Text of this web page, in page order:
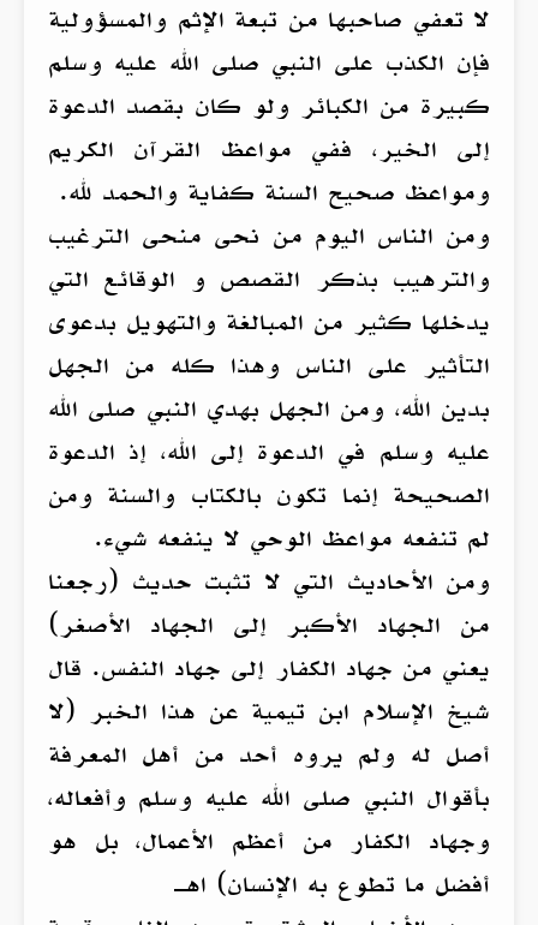
لا تعفي صاحبها من تبعة الإثم والمسؤولية
فإن الكذب على النبي صلى الله عليه وسلم
كبيرة من الكبائر ولو كان بقصد الدعوة
إلى الخير، ففي مواعظ القرآن الكريم
ومواعظ صحيح السنة كفاية والحمد لله.
ومن الناس اليوم من نحى منحى الترغيب
والترهيب بذكر القصص و الوقائع التي
يدخلها كثير من المبالغة والتهويل بدعوى
التأثير على الناس وهذا كله من الجهل
بدين الله، ومن الجهل بهدي النبي صلى الله
عليه وسلم في الدعوة إلى الله، إذ الدعوة
الصحيحة إنما تكون بالكتاب والسنة ومن
لم تنفعه مواعظ الوحي لا ينفعه شيء.
ومن الأحاديث التي لا تثبت حديث (رجعنا
من الجهاد الأكبر إلى الجهاد الأصغر)
يعني من جهاد الكفار إلى جهاد النفس. قال
شيخ الإسلام ابن تيمية عن هذا الخبر (لا
أصل له ولم يروه أحد من أهل المعرفة
بأقوال النبي صلى الله عليه وسلم وأفعاله،
وجهاد الكفار من أعظم الأعمال، بل هو
أفضل ما تطوع به الإنسان) اهـ